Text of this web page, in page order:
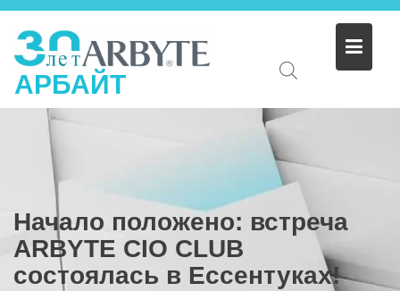
АРБАЙТ
Начало положено: встреча
ARBYTE CIO CLUB
состоялась в Ессентуках!